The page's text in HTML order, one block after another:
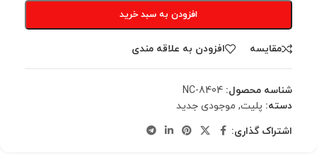
افزودن به سبد خرید
مقایسه افزودن به علاقه مندی
شناسه محصول: NC-8404
دسته: پلیت, موجودی جدید
اشتراک گذاری: